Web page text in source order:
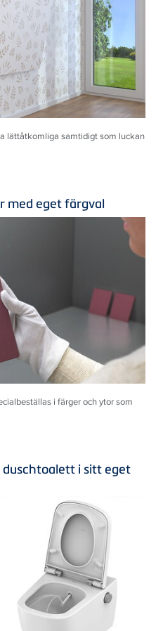
lättåtkomliga samtidigt som luckan
i färger och ytor som
med eget färgval
duschtoalett i sitt eget